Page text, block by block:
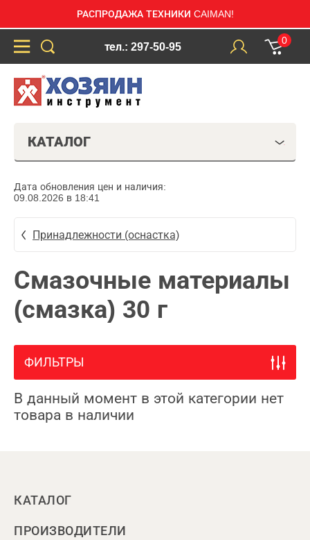
РАСПРОДАЖА ТЕХНИКИ CAIMAN!
тел.: 297-50-95
0
КАТАЛОГ
Дата обновления цен и наличия:
09.08.2026 в 18:41
Принадлежности (оснастка)
Смазочные материалы
(смазка) 30 г
ФИЛЬТРЫ
В данный момент в этой категории нет
товара в наличии
КАТАЛОГ
ПРОИЗВОДИТЕЛИ